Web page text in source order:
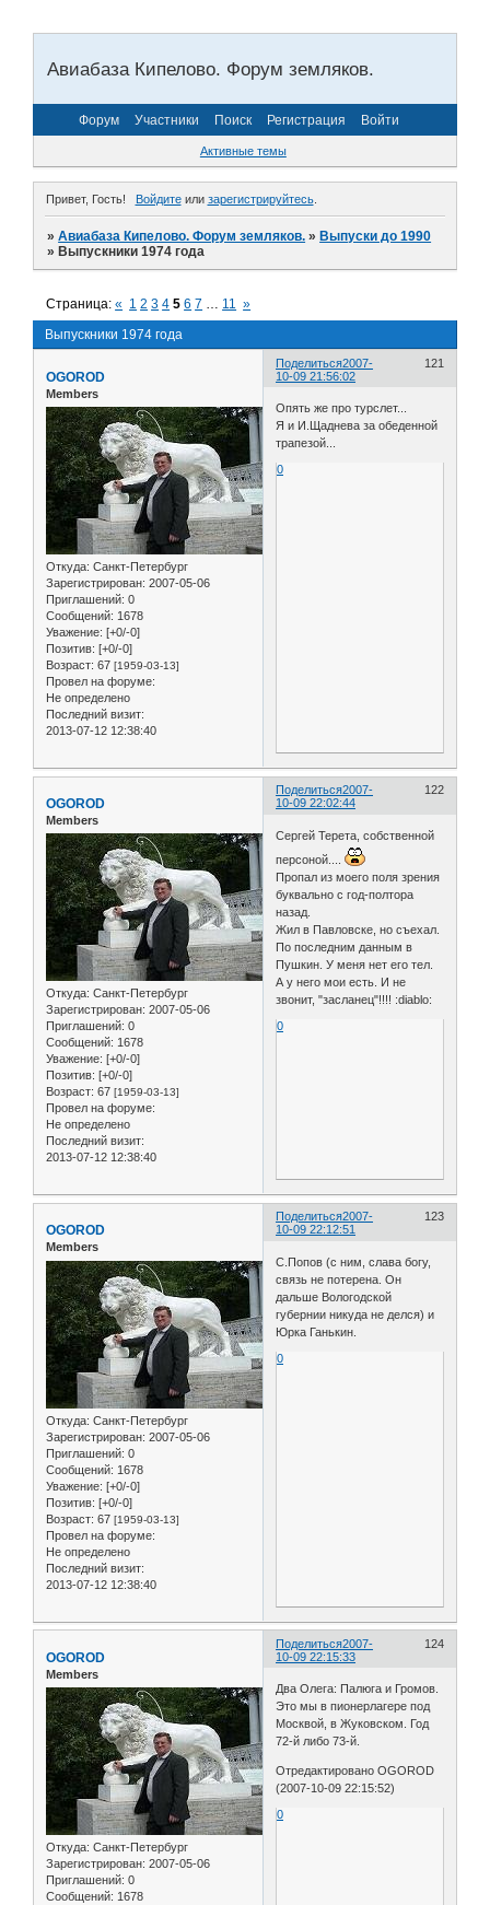
Авиабаза Кипелово. Форум земляков.
Форум Участники Поиск Регистрация Войти
Активные темы
Привет, Гость! Войдитеили зарегистрируйтесь.
»Авиабаза Кипелово. Форум земляков. »Выпуски до 1990
»Выпускники 1974 года
Выпускники 1974 года
Страница:« 1 2 3 4 5 6 7 … 11 »
Поделиться 121
2007-
10-09 21:56:02
OGOROD
Members
Откуда: Санкт-Петербург
Зарегистрирован: 2007-05-06
Приглашений: 0
Сообщений: 1678
Уважение: [+0/-0]
Позитив: [+0/-0]
Возраст: 67 [1959-03-13]
Провел на форуме:
Не определено
Последний визит:
2013-07-12 12:38:40
Опять же про турслет...
Я и И.Щаднева за обеденной
трапезой...
0
Поделиться 122
2007-
10-09 22:02:44
OGOROD
Members
Откуда: Санкт-Петербург
Зарегистрирован: 2007-05-06
Приглашений: 0
Сообщений: 1678
Уважение: [+0/-0]
Позитив: [+0/-0]
Возраст: 67 [1959-03-13]
Провел на форуме:
Не определено
Последний визит:
2013-07-12 12:38:40
Сергей Терета, собственной
персоной....
Пропал из моего поля зрения
буквально с год-полтора
назад.
Жил в Павловске, но съехал.
По последним данным в
Пушкин. У меня нет его тел.
А у него мои есть. И не
звонит, "засланец"!!!! :diablo:
0
Поделиться 123
2007-
10-09 22:12:51
OGOROD
Members
Откуда: Санкт-Петербург
Зарегистрирован: 2007-05-06
Приглашений: 0
Сообщений: 1678
Уважение: [+0/-0]
Позитив: [+0/-0]
Возраст: 67 [1959-03-13]
Провел на форуме:
Не определено
Последний визит:
2013-07-12 12:38:40
С.Попов (с ним, слава богу,
связь не потерена. Он
дальше Вологодской
губернии никуда не делся) и
Юрка Ганькин.
0
Поделиться 124
2007-
10-09 22:15:33
OGOROD
Members
Откуда: Санкт-Петербург
Зарегистрирован: 2007-05-06
Приглашений: 0
Сообщений: 1678
Два Олега: Палюга и Громов.
Это мы в пионерлагере под
Москвой, в Жуковском. Год
72-й либо 73-й.
Отредактировано OGOROD
(2007-10-09 22:15:52)
0